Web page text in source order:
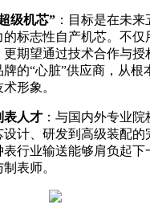
级机芯” ：目标是在未
标志性自产机芯。不仅
更期望通过技术合作与授
的“心脏”供应商，从根
形象。
表人才 ：与国内外专业
计、研发到高级装配的
行业输送能够肩负起下
表师。